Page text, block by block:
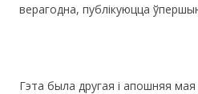
верагодна, публікуюцца
Гэта была другая і апошняя